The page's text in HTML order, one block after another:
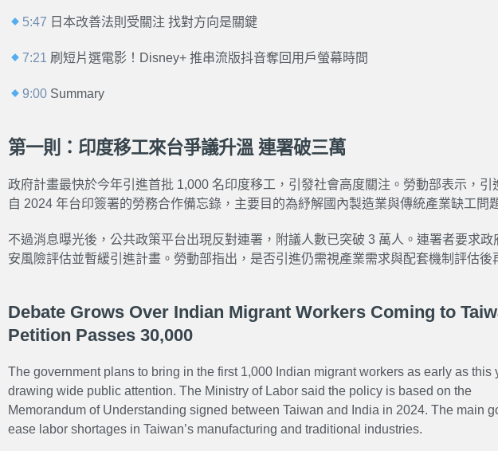
5:47 日本改善法則受關注 找對方向是關鍵
7:21 刷短片選電影！Disney+ 推串流版抖音奪回用戶螢幕時間
9:00 Summary
第一則：印度移工來台爭議升溫 連署破三萬
政府計畫最快於今年引進首批 1,000 名印度移工，引發社會高度關注。勞動部表示，引
自 2024 年台印簽署的勞務合作備忘錄，主要目的為紓解國內製造業與傳統產業缺工問
不過消息曝光後，公共政策平台出現反對連署，附議人數已突破 3 萬人。連署者要求政
安風險評估並暫緩引進計畫。勞動部指出，是否引進仍需視產業需求與配套機制評估後
Debate Grows Over Indian Migrant Workers Coming to
Petition Passes 30,000
The government plans to bring in the first 1,000 Indian migrant workers as early as this
drawing wide public attention. The Ministry of Labor said the policy is based on the
Memorandum of Understanding signed between Taiwan and India in 2024. The main
ease labor shortages in Taiwan’s manufacturing and traditional industries.